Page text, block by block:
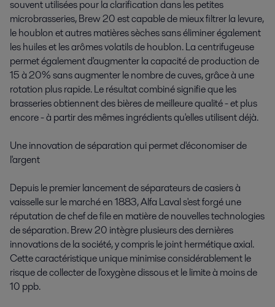
souvent utilisées pour la clarification dans les petites
microbrasseries, Brew 20 est capable de mieux filtrer la levure,
le houblon et autres matières sèches sans éliminer également
les huiles et les arômes volatils de houblon. La centrifugeuse
permet également d'augmenter la capacité de production de
15 à 20% sans augmenter le nombre de cuves, grâce à une
rotation plus rapide. Le résultat combiné signifie que les
brasseries obtiennent des bières de meilleure qualité - et plus
encore - à partir des mêmes ingrédients qu'elles utilisent déjà.
Une innovation de séparation qui permet d'économiser de
l'argent
Depuis le premier lancement de séparateurs de casiers à
vaisselle sur le marché en 1883, Alfa Laval s'est forgé une
réputation de chef de file en matière de nouvelles technologies
de séparation. Brew 20 intègre plusieurs des dernières
innovations de la société, y compris le joint hermétique axial.
Cette caractéristique unique minimise considérablement le
risque de collecter de l'oxygène dissous et le limite à moins de
10 ppb.